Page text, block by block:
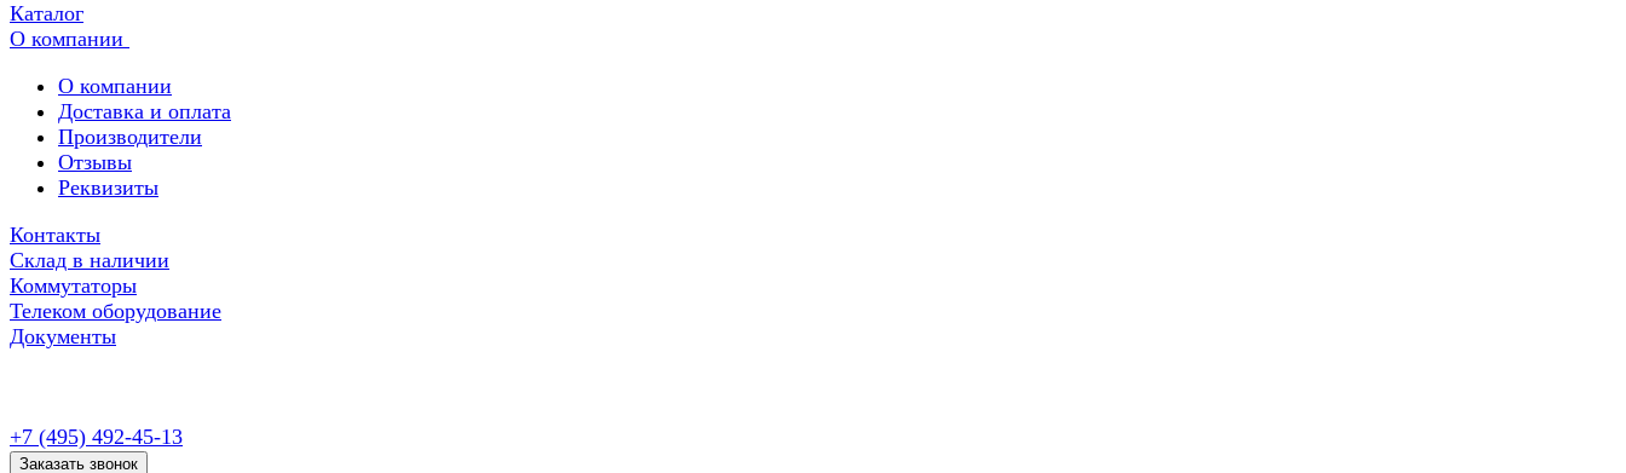
Каталог
О компании
О компании
Доставка и оплата
Производители
Отзывы
Реквизиты
Контакты
Склад в наличии
Коммутаторы
Телеком оборудование
Документы
+7 (495) 492-45-13
Заказать звонок